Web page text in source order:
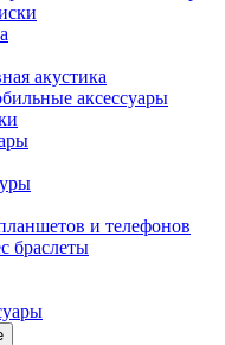
акустика
аксессуары
и телефонов
браслеты